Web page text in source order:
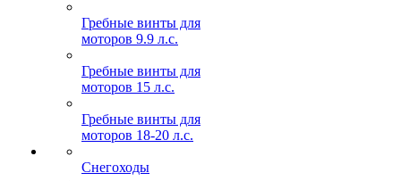
Гребные винты для
моторов 9.9 л.с.
Гребные винты для
моторов 15 л.с.
Гребные винты для
моторов 18-20 л.с.
Снегоходы